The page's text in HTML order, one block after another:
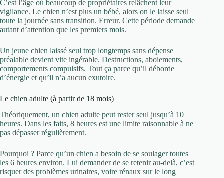
C’est l’âge où beaucoup de propriétaires relâchent leur
vigilance. Le chien n’est plus un bébé, alors on le laisse seul
toute la journée sans transition. Erreur. Cette période demande
autant d’attention que les premiers mois.
Un jeune chien laissé seul trop longtemps sans dépense
préalable devient vite ingérable. Destructions, aboiements,
comportements compulsifs. Tout ça parce qu’il déborde
d’énergie et qu’il n’a aucun exutoire.
Le chien adulte (à partir de 18 mois)
Théoriquement, un chien adulte peut rester seul jusqu’à 10
heures. Dans les faits, 8 heures est une limite raisonnable à ne
pas dépasser régulièrement.
Pourquoi ? Parce qu’un chien a besoin de se soulager toutes
les 6 heures environ. Lui demander de se retenir au-delà, c’est
risquer des problèmes urinaires, voire rénaux sur le long